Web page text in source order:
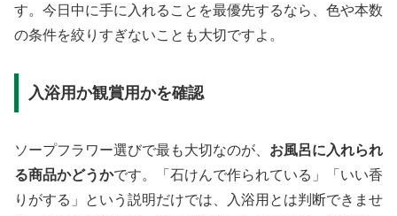
す。今日中に手に入れることを最優先するなら、色や本数
の条件を絞りすぎないことも大切ですよ。
入浴用か観賞用かを確認
ソープフラワー選びで最も大切なのが、 お風呂に入れられ
る商品かどうかです。「石けんで作られている」「いい香
りがする」という説明だけでは、入浴用とは判断できませ